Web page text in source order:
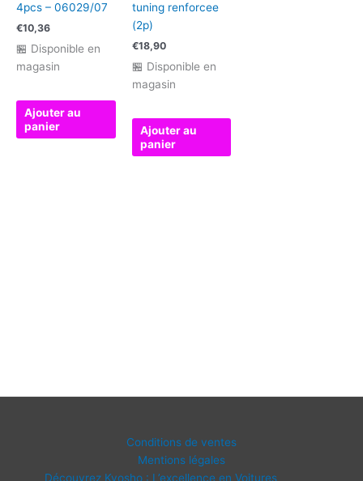
4pcs – 06029/07
€10,36
🏪 Disponible en
magasin
Ajouter au
panier
tuning renforcee
(2p)
€18,90
🏪 Disponible en
magasin
Ajouter au
panier
Conditions de ventes
Mentions légales
Découvrez Kyosho : L’excellence en Voitures